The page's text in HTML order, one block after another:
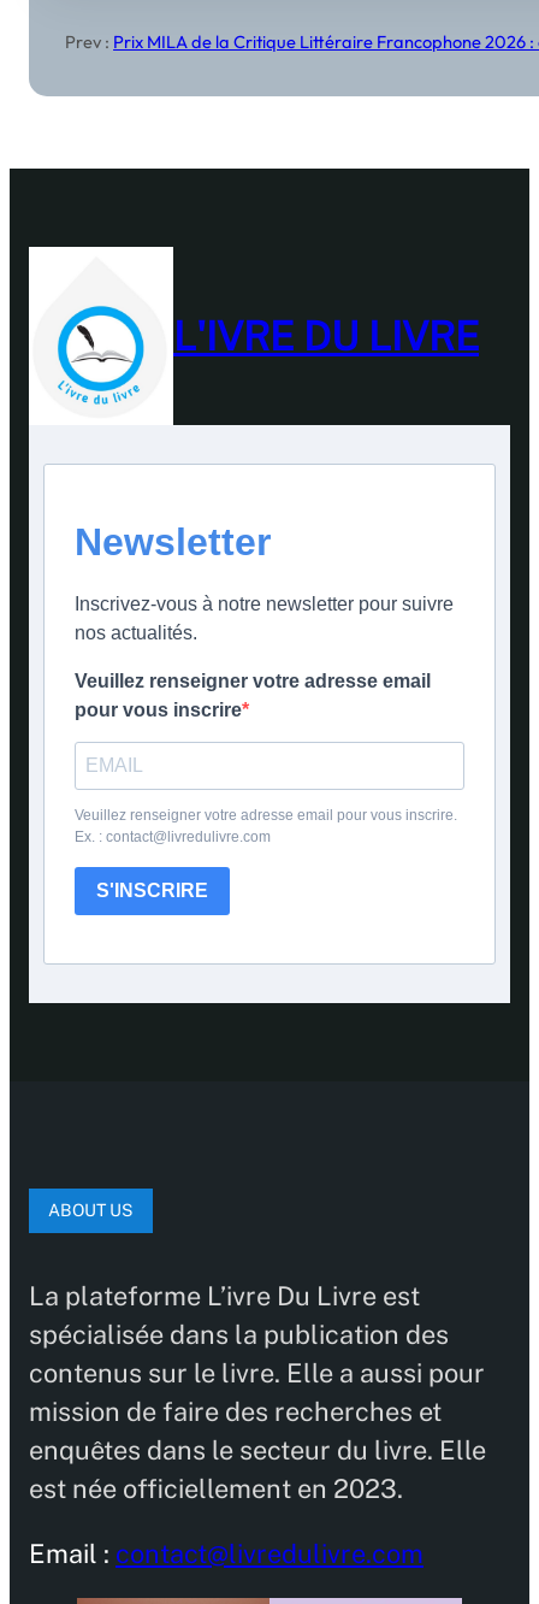
Prev : Prix MILA de la Critique Littéraire Francophone 2026
L'IVRE DU LIVRE
Newsletter
Inscrivez-vous à notre newsletter pour suivre
nos actualités.
Veuillez renseigner votre adresse email
pour vous inscrire
Veuillez renseigner votre adresse email pour vous inscrire.
Ex. : contact@livredulivre.com
S'INSCRIRE
ABOUT US
La plateforme L’ivre Du Livre est
spécialisée dans la publication des
contenus sur le livre. Elle a aussi pour
mission de faire des recherches et
enquêtes dans le secteur du livre. Elle
est née officiellement en 2023.
Email : contact@livredulivre.com